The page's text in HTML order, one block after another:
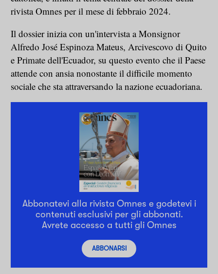
rivista Omnes per il mese di febbraio 2024.
Il dossier inizia con un'intervista a Monsignor
Alfredo José Espinoza Mateus, Arcivescovo di Quito
e Primate dell'Ecuador, su questo evento che il Paese
attende con ansia nonostante il difficile momento
sociale che sta attraversando la nazione ecuadoriana.
Abbonatevi alla rivista Omnes e godetevi i
contenuti esclusivi per gli abbonati.
Avrete accesso a tutti gli Omnes
ABBONARSI